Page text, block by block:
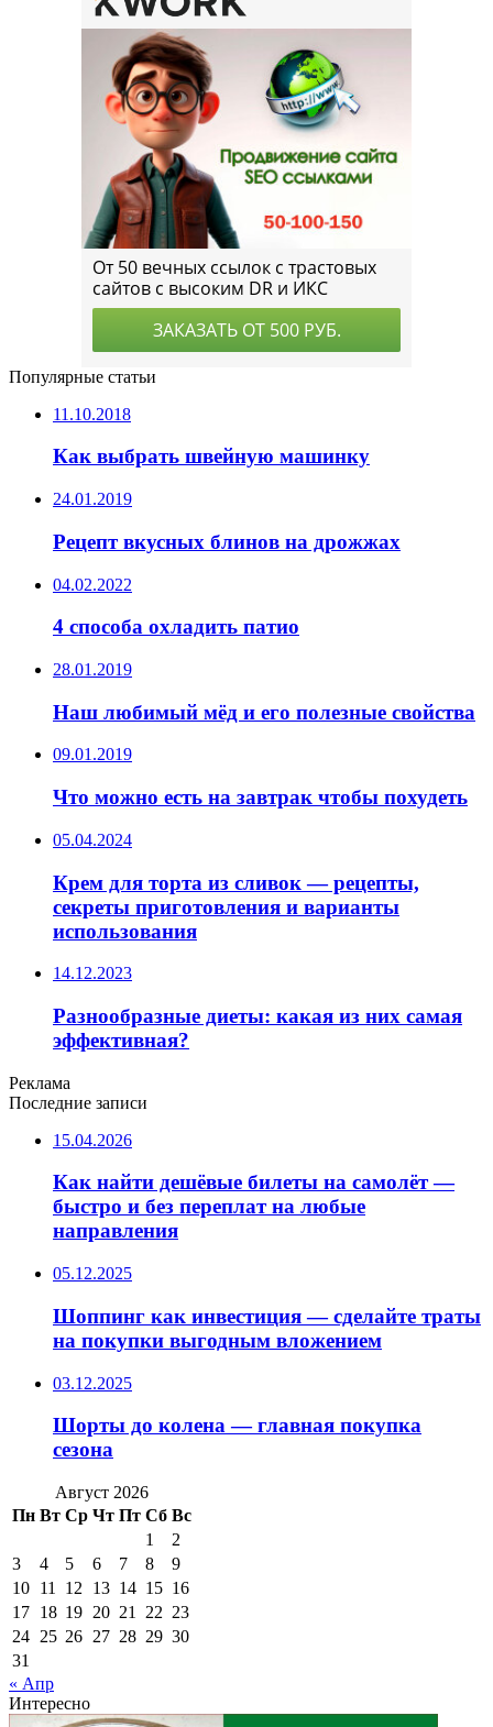
Популярные статьи
11.10.2018
Как выбрать швейную машинку
24.01.2019
Рецепт вкусных блинов на дрожжах
04.02.2022
4 способа охладить патио
28.01.2019
Наш любимый мёд и его полезные свойства
09.01.2019
Что можно есть на завтрак чтобы похудеть
05.04.2024
Крем для торта из сливок — рецепты,
секреты приготовления и варианты
использования
14.12.2023
Разнообразные диеты: какая из них самая
эффективная?
Реклама
Последние записи
15.04.2026
Как найти дешёвые билеты на самолёт —
быстро и без переплат на любые
направления
05.12.2025
Шоппинг как инвестиция — сделайте траты
на покупки выгодным вложением
03.12.2025
Шорты до колена — главная покупка
сезона
Август 2026
Пн Вт Ср Чт Пт Сб Вс
1
2
3
4 5 6 7 8
9
10 11 12 13 14 15 16
17 18 19 20 21 22 23
24 25 26 27 28 29 30
31
« Апр
Интересно